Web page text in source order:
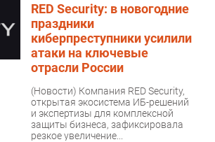
RED Security: в новогодние
праздники
киберпреступники усилили
атаки на ключевые
отрасли России
(Новости) Компания RED Security,
открытая экосистема ИБ-решений
и экспертизы для комплексной
защиты бизнеса, зафиксировала
резкое увеличение...